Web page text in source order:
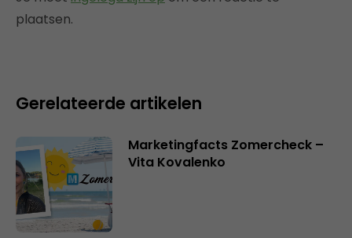
plaatsen.
Gerelateerde artikelen
Marketingfacts Zomercheck –
Vita Kovalenko